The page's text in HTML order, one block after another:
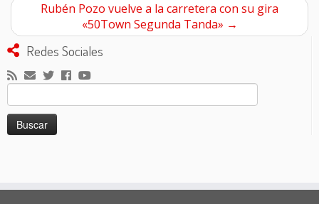
Rubén Pozo vuelve a la carretera con su gira
«50Town Segunda Tanda» →
Redes Sociales
Buscar: